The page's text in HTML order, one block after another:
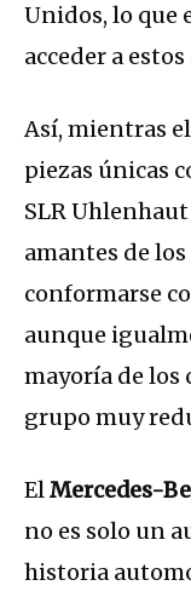
Unidos, lo que
acceder a
Así, mientras
piezas únicas
SLR
amantes de
conformarse
aunque
mayoría de los
grupo muy
ElMercedes-
no es solo un
historia